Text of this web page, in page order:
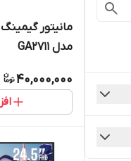
مدل GA2711
40,000,000